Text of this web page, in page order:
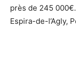
près de 245
Espira-de-l’Agly,